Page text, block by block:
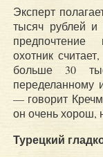
Эксперт
тысяч рублей и
предпочтение
охотник
больше 30
переделанному
— говорит
он очень хорош,
Турецкий